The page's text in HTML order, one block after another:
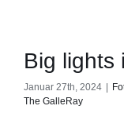
Big lights
Januar 27th, 2024
The GalleRay